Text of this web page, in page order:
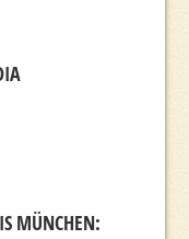
MÜNCHEN: